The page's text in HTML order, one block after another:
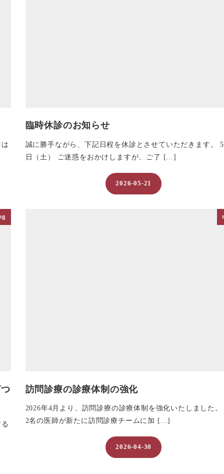
臨時休診のお知らせ
誠に勝手ながら、下記日程を休診とさせていただきます。
日（土） ご迷惑をおかけしますが、ご了 […]
2026-05-21
訪問診療の診療体制の強化
2026年4月より、訪問診療の診療体制を強化いたしました
2名の医師が新たに訪問診療チームに加 […]
2026-04-30